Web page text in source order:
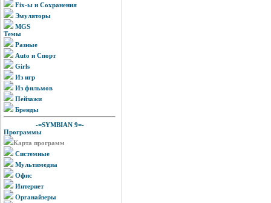
Fix-ы и Сохранения
Эмуляторы
MGS
Темы
Разные
Auto и Спорт
Girls
Из игр
Из фильмов
Пейзажи
Бренды
-=SYMBIAN 9=-
Программы
Карта программ
Системные
Мультимедиа
Офис
Интернет
Органайзеры